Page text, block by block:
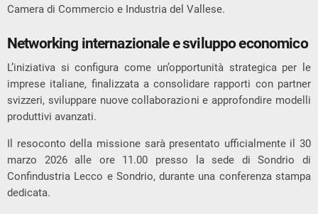
Camera di Commercio e Industria del Vallese.
Networking internazionale e sviluppo economico
L’iniziativa si configura come un’opportunità strategica per le
imprese italiane, finalizzata a consolidare rapporti con partner
svizzeri, sviluppare nuove collaborazioni e approfondire modelli
produttivi avanzati.
Il resoconto della missione sarà presentato ufficialmente il 30
marzo 2026 alle ore 11.00 presso la sede di Sondrio di
Confindustria Lecco e Sondrio, durante una conferenza stampa
dedicata.